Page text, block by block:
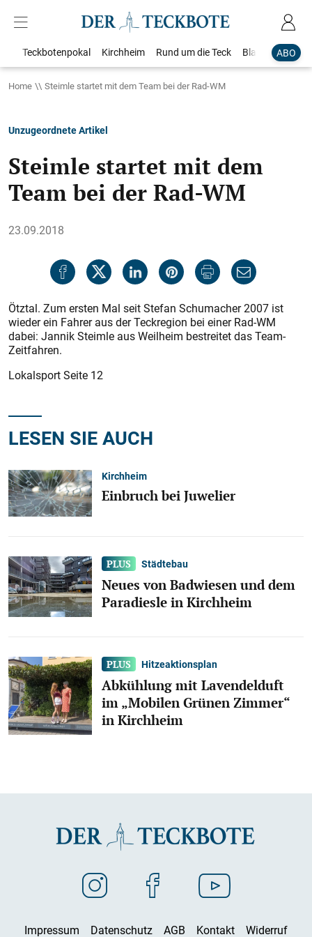
ABO
Teckbotenpokal Kirchheim Rund um die Teck Blaulicht
Home Steimle startet mit dem Team bei der Rad-WM
Unzugeordnete Artikel
Steimle startet mit dem
Team bei der Rad-WM
23.09.2018
Ötztal. Zum ersten Mal seit Stefan Schumacher 2007 ist
wieder ein Fahrer aus der Teckregion bei einer Rad-WM
dabei: Jannik Steimle aus Weilheim bestreitet das Team-
Zeitfahren.
Lokalsport Seite 12
LESEN SIE AUCH
Kirchheim
Einbruch bei Juwelier
Städtebau
Neues von Badwiesen und dem
Paradiesle in Kirchheim
Hitzeaktionsplan
Abkühlung mit Lavendelduft
im „Mobilen Grünen Zimmer“
in Kirchheim
Impressum Datenschutz AGB Kontakt Widerruf